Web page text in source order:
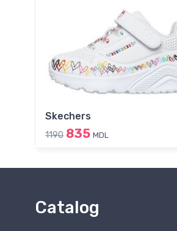
Skechers
1190 835 MDL
Catalog